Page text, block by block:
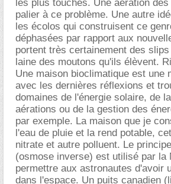
les plus touchés. Une aération
palier à ce problème. Une autre
les écolos qui construisent ce
déphasées par rapport aux
portent très certainement des
laine des moutons qu'ils élèvent.
Une maison bioclimatique est une
avec les dernières réflexions et
domaines de l'énergie solaire, de
aérations ou de la gestion des
par exemple. La maison que je
l'eau de pluie et la rend potable,
nitrate et autre polluent. Le
(osmose inverse) est utilisé par la
permettre aux astronautes d'avoir
dans l'espace. Un puits canadien